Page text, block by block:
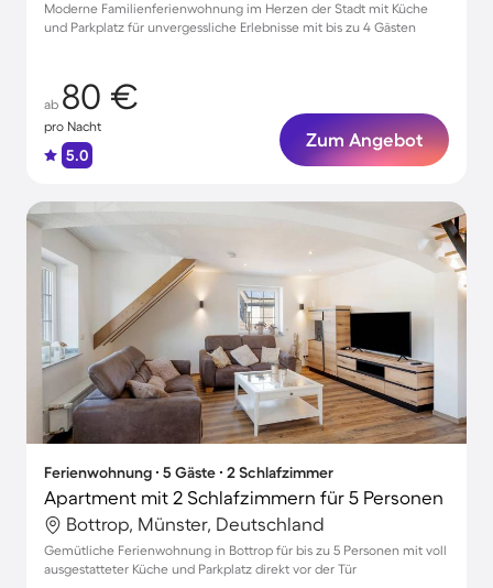
Moderne Familienferienwohnung im Herzen der Stadt mit Küche
und Parkplatz für unvergessliche Erlebnisse mit bis zu 4 Gästen
ab 80 €
pro Nacht
5.0
Zum Angebot
Ferienwohnung ∙ 5 Gäste ∙ 2 Schlafzimmer
Apartment mit 2 Schlafzimmern für 5 Personen
Bottrop, Münster, Deutschland
Gemütliche Ferienwohnung in Bottrop für bis zu 5 Personen mit voll
ausgestatteter Küche und Parkplatz direkt vor der Tür